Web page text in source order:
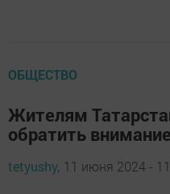
ОБЩЕСТВО
Жителям
обратить
tetyushy, 11 июня 2024 -